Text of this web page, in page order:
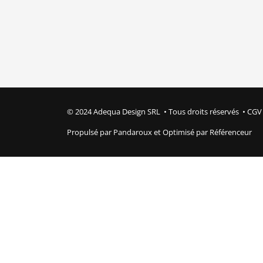
© 2024 Adequa Design SRL • Tous droits réservés • CGV
Propulsé par Pandarouxet Optimisé par Référenceur